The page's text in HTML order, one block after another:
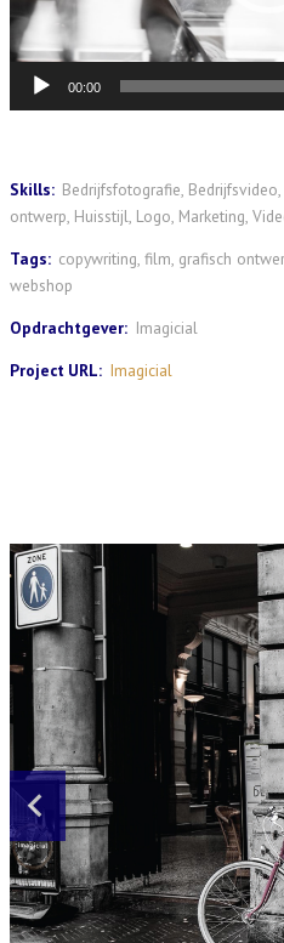
00:00
Skills: Bedrijfsfotografie,
ontwerp, Huisstijl, Logo, Marketing,
Tags: copywriting, film, grafisch
webshop
Opdrachtgever: Imagicial
Project URL: Imagicial